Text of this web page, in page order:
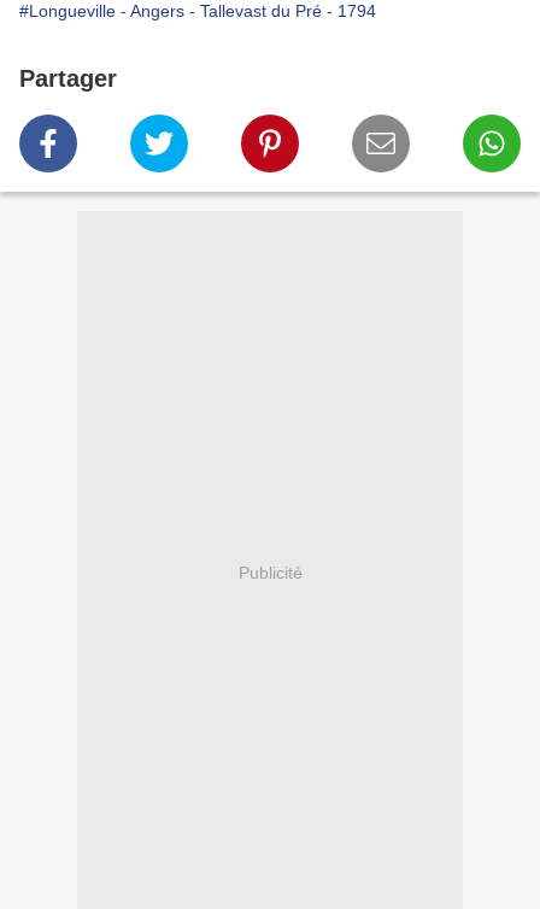
#Longueville - Angers - Tallevast du Pré - 1794
Partager
Publicité